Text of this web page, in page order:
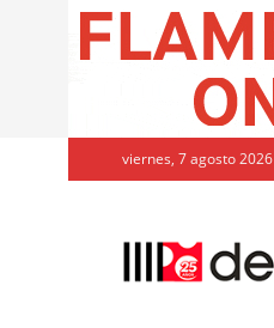
viernes, 7 agosto 2026